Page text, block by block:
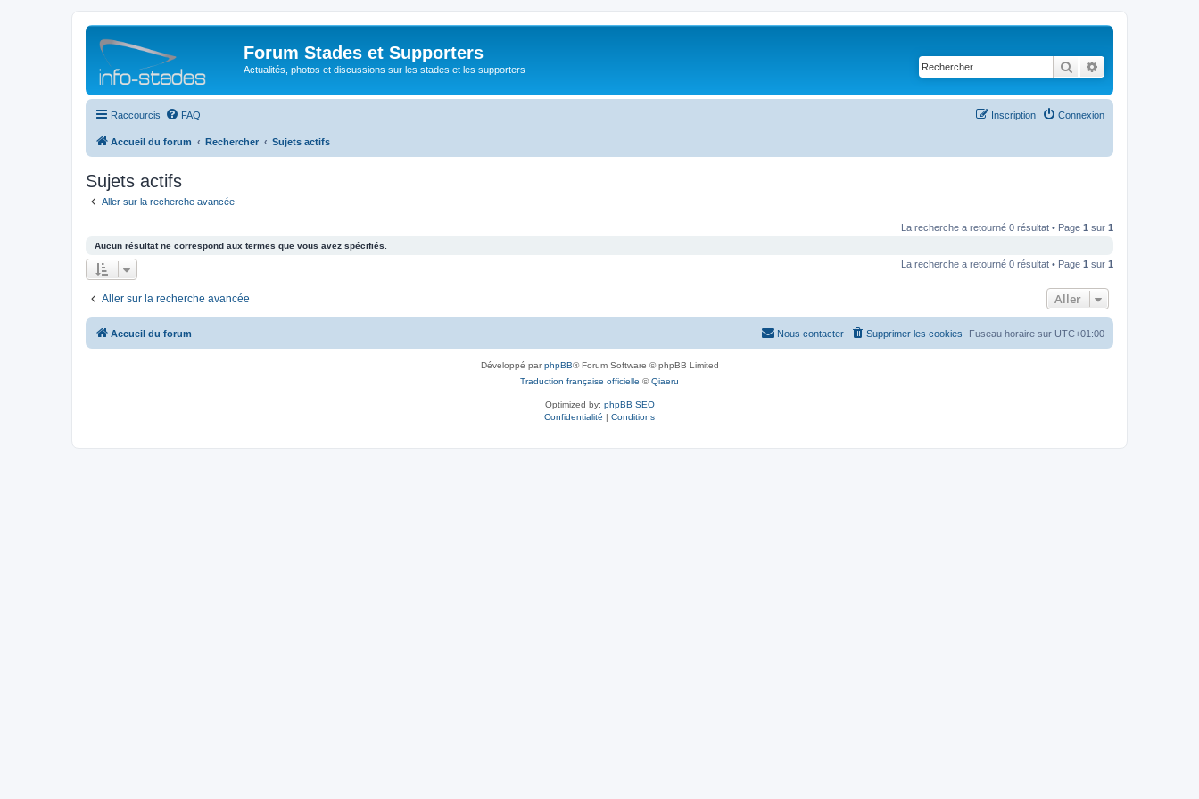
Forum Stades et Supporters
Actualités, photos et discussions sur les stades et les supporters Rechercher
Raccourcis FAQ Connexion
Inscription
Accueil du forum Rechercher Sujets actifs
Sujets actifs
Aller sur la recherche avancée
La recherche a retourné 0 résultat • Page 1 sur 1
Aucun résultat ne correspond aux termes que vous avez spécifiés.
La recherche a retourné 0 résultat • Page 1 sur 1
Aller sur la recherche avancée Aller
Accueil du forum Fuseau horaire sur UTC+01:00
Supprimer les cookies
Nous contacter
Développé parphpBB® Forum Software © phpBB Limited
Traduction française officielle ©Qiaeru
Optimized by: phpBB SEO
Confidentialité | Conditions